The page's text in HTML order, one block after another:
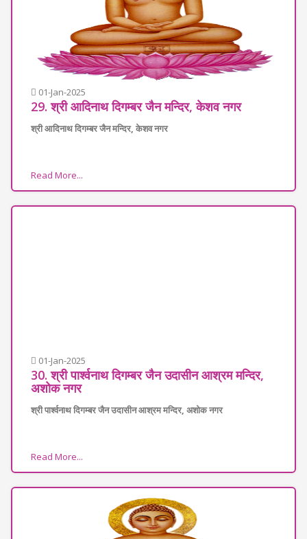
01-Jan-2025
29. श्री आदिनाथ दिगम्बर जैन मन्दिर, केशव नगर
श्री आदिनाथ दिगम्बर जैन मन्दिर, केशव नगर
Read More...
01-Jan-2025
30. श्री पार्श्वनाथ दिगम्बर जैन उदासीन आश्रम मन्दिर,
अशोक नगर
श्री पार्श्वनाथ दिगम्बर जैन उदासीन आश्रम मन्दिर, अशोक नगर
Read More...